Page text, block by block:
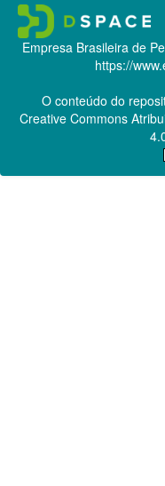
Empresa Brasileira de
https://
O conteúdo do
Creative Commons